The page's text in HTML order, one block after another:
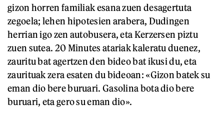
gizon horren familiak esana zuen desagertuta
zegoela; lehen hipotesien arabera, Dudingen
herrian igo zen autobusera, eta Kerzersen piztu
zuen sutea. 20 Minutes atariak kaleratu duenez,
zauritu bat agertzen den bideo bat ikusi du, eta
zaurituak zera esaten du bideoan: «Gizon batek su
eman dio bere buruari. Gasolina bota dio bere
buruari, eta gero su eman dio».